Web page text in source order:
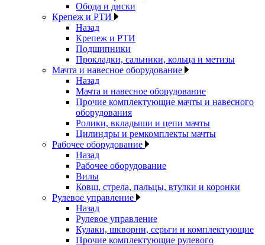
Обода и диски
Крепеж и РТИ
Назад
Крепеж и РТИ
Подшипники
Прокладки, сальники, кольца и метизы
Мачта и навесное оборудование
Назад
Мачта и навесное оборудование
Прочие комплектующие мачты и навесного
оборудования
Ролики, вкладыши и цепи мачты
Цилиндры и ремкомплекты мачты
Рабочее оборудование
Назад
Рабочее оборудование
Вилы
Ковш, стрела, пальцы, втулки и коронки
Рулевое управление
Назад
Рулевое управление
Кулаки, шкворни, серьги и комплектующие
Прочие комплектующие рулевого